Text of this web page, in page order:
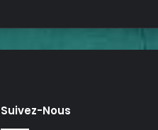
Suivez-Nous